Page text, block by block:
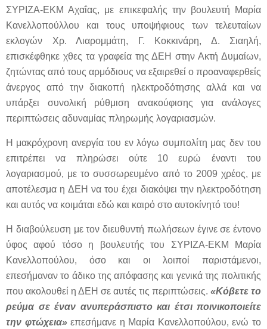
ΣΥΡΙΖΑ-ΕΚΜ Αχαΐας, με επικεφαλής την βουλευτή Μαρία
Κανελλοπούλλου και τους υποψήφιους των τελευταίων
εκλογών Χρ. Λιαρομμάτη, Γ. Κοκκινάρη, Δ. Σιαηλή,
επισκέφθηκε χθες τα γραφεία της ΔΕΗ στην Ακτή Δυμαίων,
ζητώντας από τους αρμόδιους να εξαιρεθεί ο προαναφερθείς
άνεργος από την διακοπή ηλεκτροδότησης αλλά και να
υπάρξει συνολική ρύθμιση ανακούφισης για ανάλογες
περιπτώσεις αδυναμίας πληρωμής λογαριασμών.
Η μακρόχρονη ανεργία του εν λόγω συμπολίτη μας δεν του
επιτρέπει να πληρώσει ούτε 10 ευρώ έναντι του
λογαριασμού, με το συσσωρευμένο από το 2009 χρέος, με
αποτέλεσμα η ΔΕΗ να του έχει διακόψει την ηλεκτροδότηση
και αυτός να κοιμάται εδώ και καιρό στο αυτοκίνητό του!
Η διαβούλευση με τον διευθυντή πωλήσεων έγινε σε έντονο
ύφος αφού τόσο η βουλευτής του ΣΥΡΙΖΑ-ΕΚΜ Μαρία
Κανελλοπούλου, όσο και οι λοιποί παριστάμενοι,
επεσήμαναν το άδικο της απόφασης και γενικά της πολιτικής
που ακολουθεί η ΔΕΗ σε αυτές τις περιπτώσεις. «Κόβετε το
ρεύμα σε έναν ανυπεράσπιστο και έτσι ποινικοποιείτε
την φτώχεια»επεσήμανε η Μαρία Κανελλοπούλου, ενώ το